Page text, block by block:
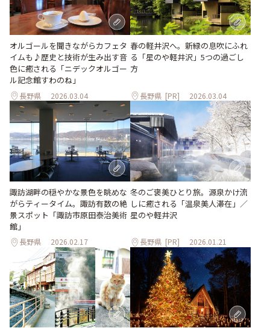
オルゴールを聞きながらカフェタ
イムも♪歴史と技術が生み出す音
色に癒される「ニデックオルゴー
ル記念館すわのね」
長野県 2026.03.04
春の軽井沢へ。新緑の息吹にふれ
る「星のや軽井沢」5つの過ごし
方
長野県 [PR] 2026.03.04
諏訪湖畔の穏やかな景色を眺めな
がらティータイム。諏訪有数の絶
景スポット「諏訪市原田泰治美術
館」
長野県 2026.02.17
冬のご褒美ひとり旅。源泉かけ流
しに癒される「温泉美人滞在」／
星のや軽井沢
長野県 [PR] 2026.01.21